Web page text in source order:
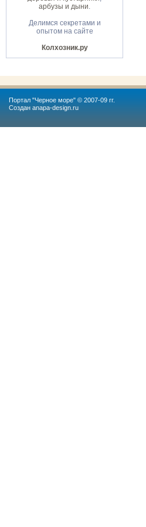
арбузы и дыни.
Делимся секретами и
опытом на сайте
Колхозник.ру
Портал "Черное море" © 2007-09 гг.
Создан anapa-design.ru